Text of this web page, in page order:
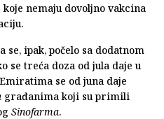
nemaju dovoljno vakcina
se, ipak, počelo sa dodatnom
se treća doza od jula daje u
se od juna daje
građanima koji su primili
Sinofarma.